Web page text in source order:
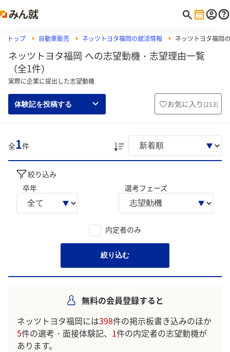
トップ 自動車販売 ネッツトヨタ福岡の就活情報 ネッツトヨタ福岡
ネッツトヨタ福岡 への志望動機・志望理由一覧
（全1件）
実際に企業に提出した志望動機
体験記を投稿する お気に入り (213)
全1件
絞り込み
卒年
選考フェーズ
内定者のみ
絞り込む
無料の会員登録すると
ネッツトヨタ福岡には398件の掲示板書き込みのほか
5件の選考・面接体験記、 1件の内定者の志望動機が
あります。